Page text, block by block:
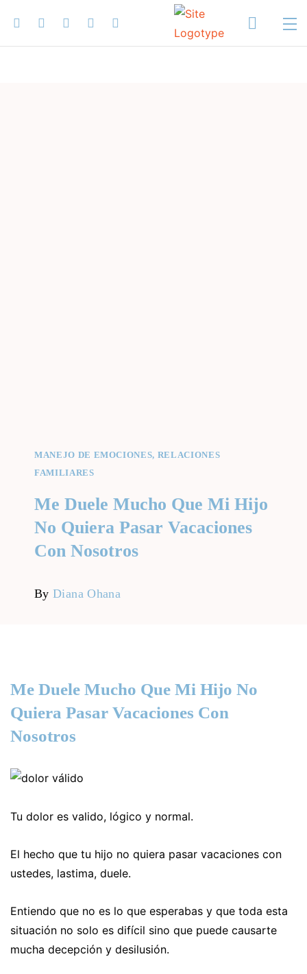
MANEJO DE EMOCIONES, RELACIONES
FAMILIARES
Me Duele Mucho Que Mi Hijo
No Quiera Pasar Vacaciones
Con Nosotros
ByDiana Ohana
Me Duele Mucho Que Mi Hijo No
Quiera Pasar Vacaciones Con
Nosotros
Tu dolor es valido, lógico y normal.
El hecho que tu hijo no quiera pasar vacaciones con
ustedes, lastima, duele.
Entiendo que no es lo que esperabas y que toda esta
situación no solo es difícil sino que puede causarte
mucha decepción y desilusión.